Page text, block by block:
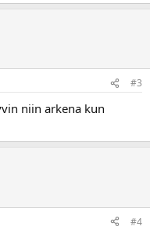
#3
niin arkena kun
#4